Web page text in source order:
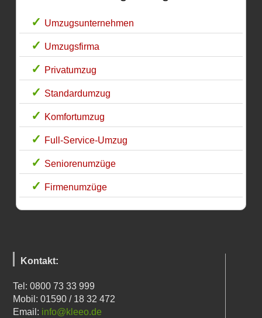
Umzugsunternehmen
Umzugsfirma
Privatumzug
Standardumzug
Komfortumzug
Full-Service-Umzug
Seniorenumzüge
Firmenumzüge
Kontakt:
Tel: 0800 73 33 999
Mobil: 01590 / 18 32 472
Email: info@kleeo.de